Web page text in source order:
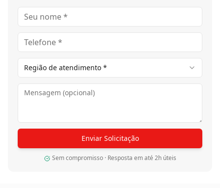
Região de atendimento *
Enviar Solicitação
Sem compromisso · Resposta em até 2h úteis